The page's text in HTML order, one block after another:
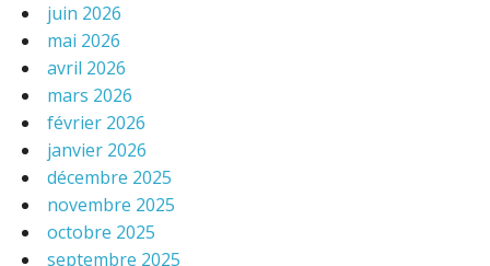
juin 2026
mai 2026
avril 2026
mars 2026
février 2026
janvier 2026
décembre 2025
novembre 2025
octobre 2025
septembre 2025